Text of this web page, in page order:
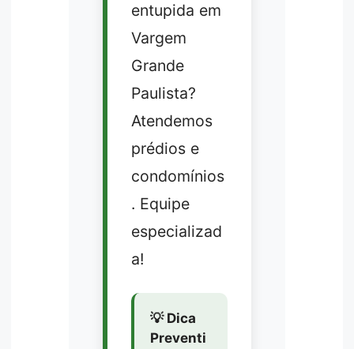
entupida em
Vargem
Grande
Paulista?
Atendemos
prédios e
condomínios
. Equipe
especializad
a!
💡 Dica
Preventi